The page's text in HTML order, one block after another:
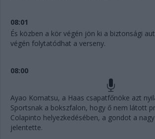
08:01
És közben a kör végén jön ki a biztonsági
végén folytatódhat a verseny.
08:00
Ayao Komatsu, a Haas csapatfőnöke azt
Sportsnak a bokszfalon, hogy ő nem látott
Colapinto helyezkedésében, a gondot a
jelentette.